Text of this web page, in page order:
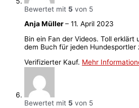
Bewertet mit 5 von 5
Anja Müller– 11. April 2023
Bin ein Fan der Videos. Toll erklärt
dem Buch für jeden Hundesportler
Verifizierter Kauf. Mehr
Bewertet mit 5 von 5